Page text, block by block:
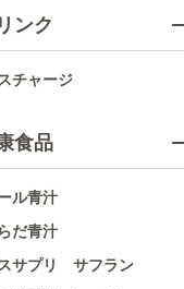
ンク
チャージ
食品
ル青汁
だ青汁
サプリ サフラン